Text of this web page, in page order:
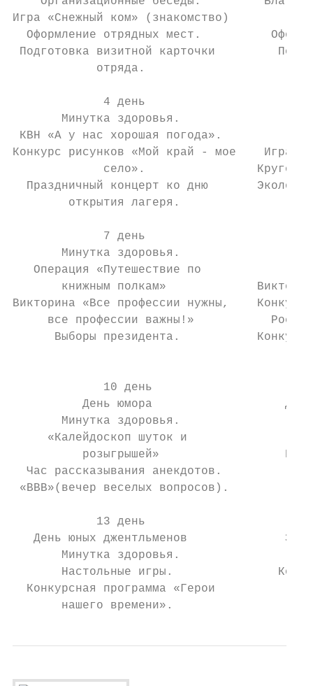
Игра «Снежный ком» (знакомство)
Оформление отрядных мест.
Подготовка визитной карточки
            отряда.
4 день
Минутка здоровья.
КВН «А у нас хорошая погода».
Конкурс рисунков «Мой край - мое
село».
Праздничный концерт ко дню
открытия лагеря.
7 день
Минутка здоровья.
Операция «Путешествие по
книжным полкам»
Викторина «Все профессии нужны,
все профессии важны!»
Выборы президента.           Конкурс
10 день
День юмора
Минутка здоровья.
«Калейдоскоп шуток и
розыгрышей»
Час рассказывания анекдотов.
«ВВВ»(вечер веселых вопросов).
13 день
День юных джентльменов
Минутка здоровья.
Настольные игры.
Конкурсная программа «Герои
нашего времени».